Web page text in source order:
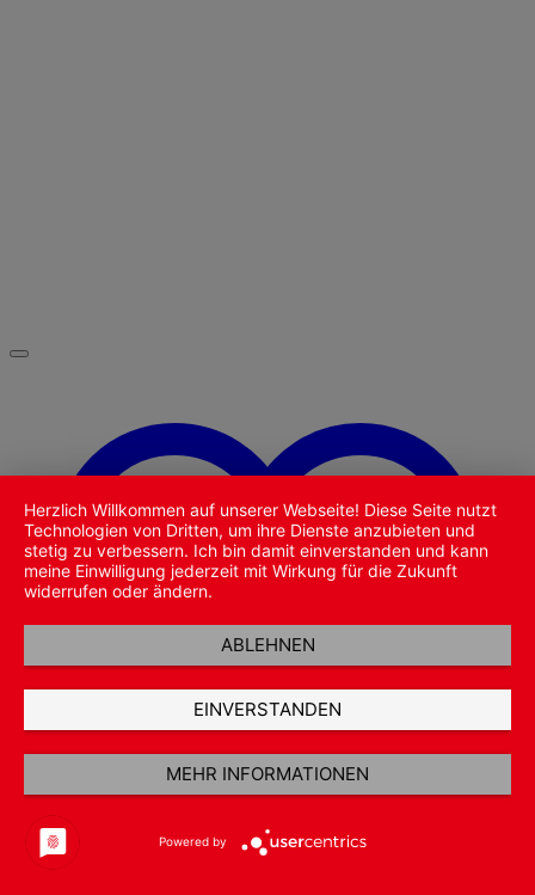
Herzlich Willkommen auf unserer Webseite! Diese Seite nutzt
Technologien von Dritten, um ihre Dienste anzubieten und
stetig zu verbessern. Ich bin damit einverstanden und kann
meine Einwilligung jederzeit mit Wirkung für die Zukunft
widerrufen oder ändern.
ABLEHNEN
EINVERSTANDEN
MEHR INFORMATIONEN
Powered by